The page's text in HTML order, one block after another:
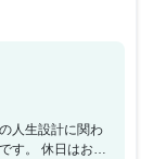
人生設計に関わ
す。 休日はお好